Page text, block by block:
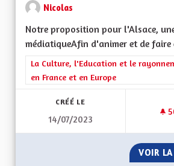
Nicolas
Notre proposition pour l'Alsace,
médiatiqueAfin d'animer et de faire
Filtrer les résultats de la catégorie :
La Culture, l'Education et le
en France et en Europe
CRÉÉ LE
14/07/2023
VOIR